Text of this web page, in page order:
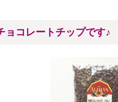
ョコレートチップです♪